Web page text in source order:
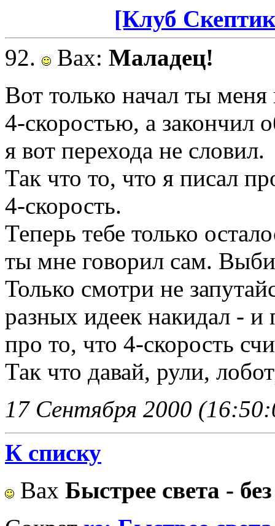
[Клуб
92.
Вах: Маладец!
Вот только начал ты меня
4-скоростью, а закончил
я вот перехода не словил.
Так что то, что я писал
4-скорость.
Теперь тебе только
ты мне говорил сам.
Только смотри не
разных идеек накидал - и
про то, что 4-скорость
Так что давай, рули,
17 Сентября 2000
К списку
Вах Быстрее света -